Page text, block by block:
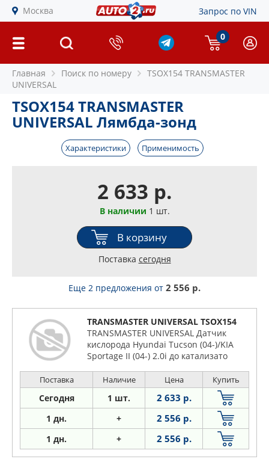
Москва Запрос по VIN
0
Главная Поиск по номеру
TSOX154 TRANSMASTER
UNIVERSAL
TSOX154 TRANSMASTER
UNIVERSAL Лямбда-зонд
Характеристики Применимость
2 633 р.
В наличии 1 шт.
В корзину
Поставка сегодня
Еще 2 предложения от 2 556 р.
TRANSMASTER UNIVERSAL TSOX154
TRANSMASTER UNIVERSAL Датчик
кислорода Hyundai Tucson (04-)/KIA
Sportage II (04-) 2.0i до катализато
Поставка Наличие Цена Купить
Сегодня 1 шт. 2 633 р.
1 дн. + 2 556 р.
1 дн. + 2 556 р.